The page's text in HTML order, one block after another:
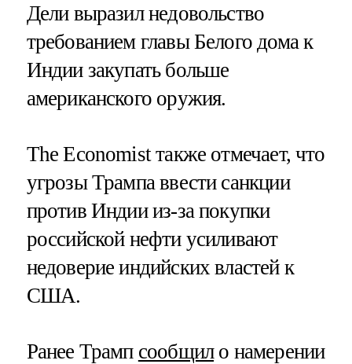
Дели выразил недовольство
требованием главы Белого дома к
Индии закупать больше
американского оружия.
The Economist также отмечает, что
угрозы Трампа ввести санкции
против Индии из-за покупки
российской нефти усиливают
недоверие индийских властей к
США.
Ранее Трамп сообщило намерении